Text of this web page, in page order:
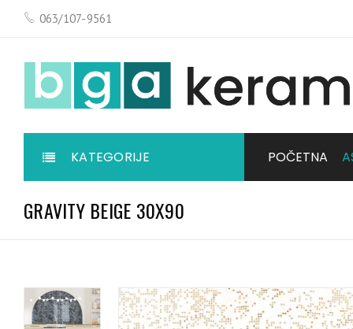
063/107-9561
KATEGORIJE POČETNA
GRAVITY BEIGE 30X90